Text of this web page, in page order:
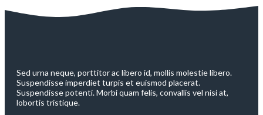
Sed urna neque, porttitor ac libero id, mollis molestie libero.
Suspendisse imperdiet turpis et euismod placerat.
Suspendisse potenti. Morbi quam felis, convallis vel nisi at,
lobortis tristique.